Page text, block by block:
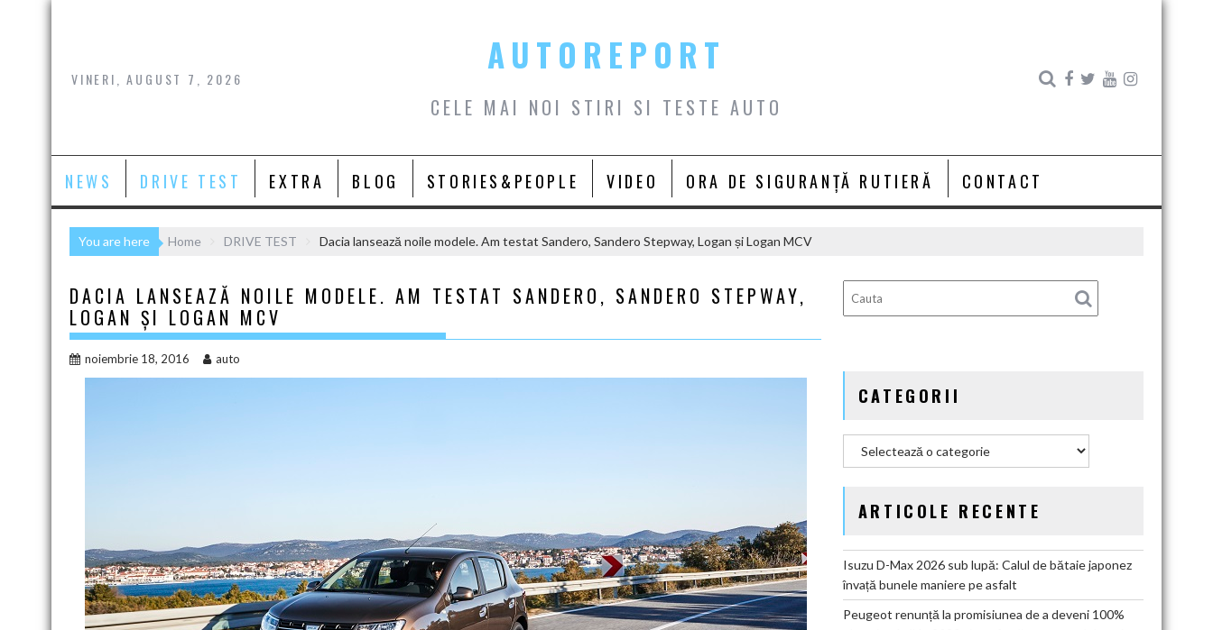
Skip
VINERI, AUGUST 7, 2026
AUTOREPORT
CELE MAI NOI STIRI SI TESTE AUTO
NEWS DRIVE TEST EXTRA BLOG STORIES&PEOPLE VIDEO ORA DE SIGURANȚĂ RUTIERĂ CONTACT
You are here Home DRIVE TEST Dacia lansează noile modele. Am testat Sandero, Sandero Stepway, Logan și Logan MCV
DACIA LANSEAZĂ NOILE MODELE. AM TESTAT SANDERO, SANDERO STEPWAY,
LOGAN ȘI LOGAN MCV
noiembrie 18, 2016 auto
CATEGORII
ARTICOLE RECENTE
Isuzu D-Max 2026 sub lupă: Calul de bătaie japonez
învață bunele maniere pe asfalt
Peugeot renunță la promisiunea de a deveni 100%